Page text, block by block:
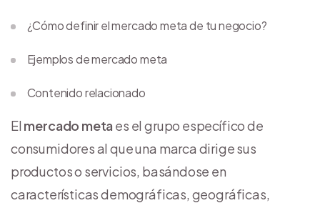
El mercado meta es el grupo específico de
consumidores al que una marca dirige sus
productos o servicios, basándose en
características demográficas, geográficas,
¿Cómo definir el mercado meta de tu negocio?
Ejemplos de mercado meta
Contenido relacionado